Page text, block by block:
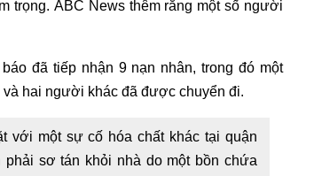
trọng. ABC News thêm rằng một số người
đã tiếp nhận 9 nạn nhân, trong đó một
hai người khác đã được chuyển đi.
với một sự cố hóa chất khác tại quận
sơ tán khỏi nhà do một bồn chứa